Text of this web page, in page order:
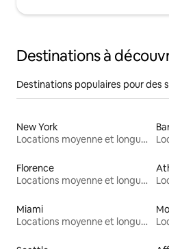
Destinations à
Destinations populaires pour des
New York
Locations moyenne et longue durée
Florence
Locations moyenne et longue durée
Miami
Locations moyenne et longue durée